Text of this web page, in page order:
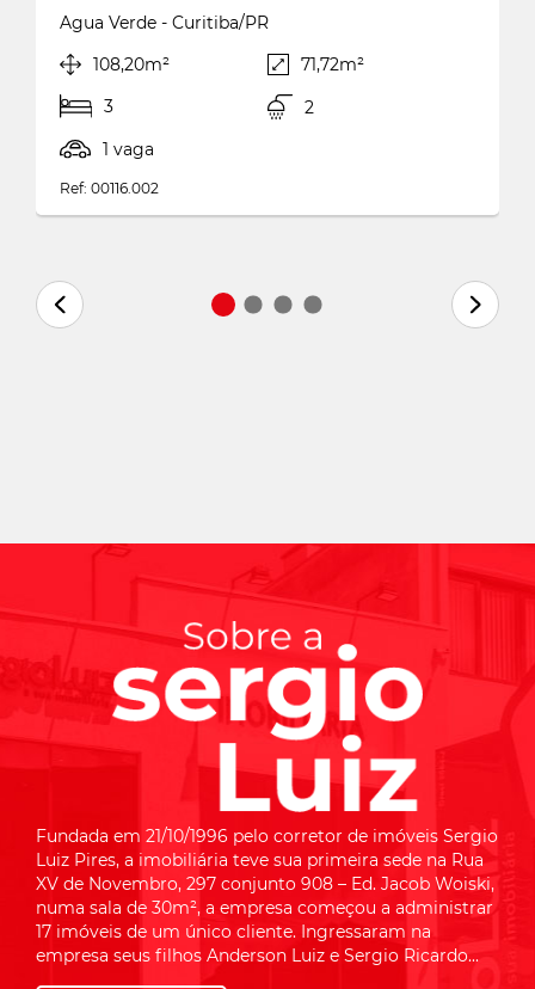
Agua Verde - Curitiba/PR
108,20m²
71,72m²
3
2
1 vaga
Ref: 00116.002
Fundada em 21/10/1996 pelo corretor de imóveis Sergio
Luiz Pires, a imobiliária teve sua primeira sede na Rua
XV de Novembro, 297 conjunto 908 – Ed. Jacob Woiski,
numa sala de 30m², a empresa começou a administrar
17 imóveis de um único cliente. Ingressaram na
empresa seus filhos Anderson Luiz e Sergio Ricardo...